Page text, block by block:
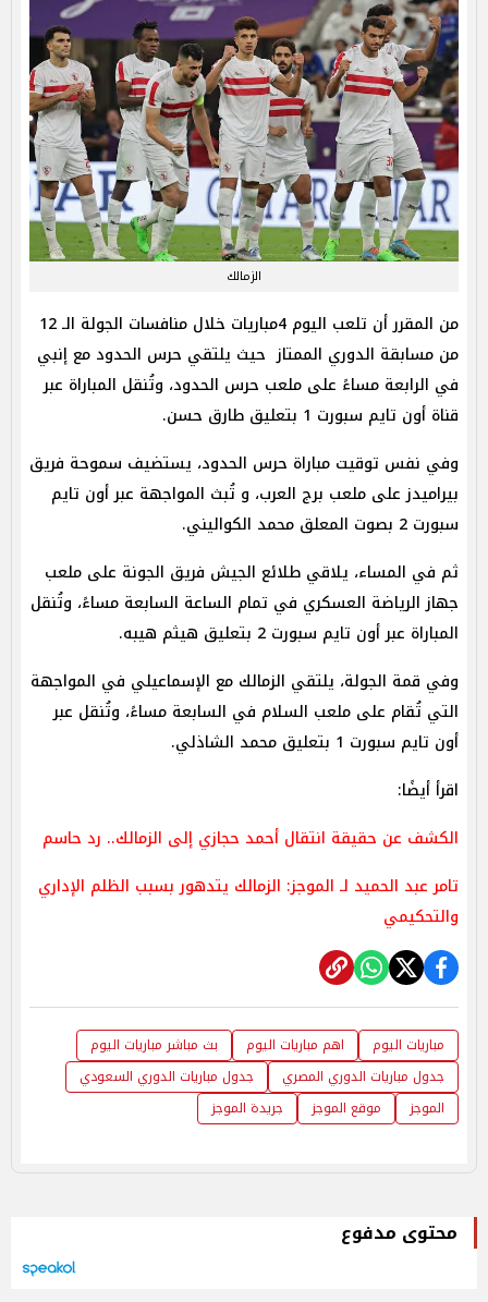
الزمالك
من المقرر أن تلعب اليوم 4مباريات خلال منافسات الجولة الـ 12
من مسابقة الدوري الممتاز حيث يلتقي حرس الحدود مع إنبي
في الرابعة مساءً على ملعب حرس الحدود، وتُنقل المباراة عبر
قناة أون تايم سبورت 1 بتعليق طارق حسن.
وفي نفس توقيت مباراة حرس الحدود، يستضيف سموحة فريق
بيراميدز على ملعب برج العرب، و تُبث المواجهة عبر أون تايم
سبورت 2 بصوت المعلق محمد الكواليني.
ثم في المساء، يلاقي طلائع الجيش فريق الجونة على ملعب
جهاز الرياضة العسكري في تمام الساعة السابعة مساءً، وتُنقل
المباراة عبر أون تايم سبورت 2 بتعليق هيثم هيبه.
وفي قمة الجولة، يلتقي الزمالك مع الإسماعيلي في المواجهة
التي تُقام على ملعب السلام في السابعة مساءً، وتُنقل عبر
أون تايم سبورت 1 بتعليق محمد الشاذلي.
اقرأ أيضًا:
الكشف عن حقيقة انتقال أحمد حجازي إلى الزمالك.. رد حاسم
تامر عبد الحميد لـ الموجز: الزمالك يتدهور بسبب الظلم الإداري
والتحكيمي
مباريات اليوم اهم مباريات اليوم
بث مباشر مباريات اليوم
جدول مباريات الدوري المصري
جدول مباريات الدوري السعودي
الموجز
موقع الموجز جريدة الموجز
محتوى مدفوع